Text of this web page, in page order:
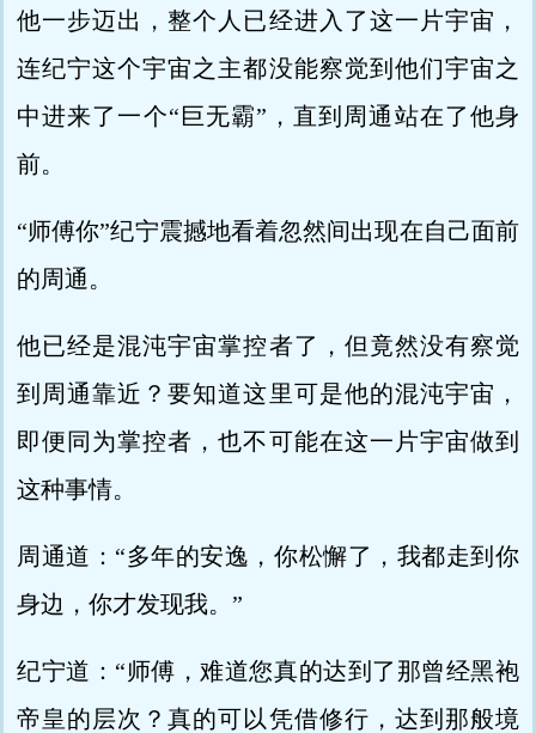
他一步迈出，整个人已经进入了这一片宇宙，
连纪宁这个宇宙之主都没能察觉到他们宇宙之
中进来了一个“巨无霸”，直到周通站在了他身
前。
“师傅你”纪宁震撼地看着忽然间出现在自己面前
的周通。
他已经是混沌宇宙掌控者了，但竟然没有察觉
到周通靠近？要知道这里可是他的混沌宇宙，
即便同为掌控者，也不可能在这一片宇宙做到
这种事情。
周通道：“多年的安逸，你松懈了，我都走到你
身边，你才发现我。”
纪宁道：“师傅，难道您真的达到了那曾经黑袍
帝皇的层次？真的可以凭借修行，达到那般境